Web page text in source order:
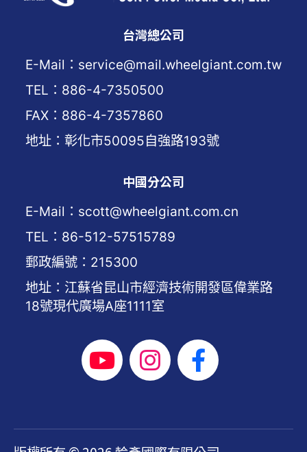
台灣總公司
E-Mail：service@mail.wheelgiant.com.tw
TEL：886-4-7350500
FAX：886-4-7357860
地址：彰化市50095自強路193號
中國分公司
E-Mail：scott@wheelgiant.com.cn
TEL：86-512-57515789
郵政編號：215300
地址：江蘇省昆山市經濟技術開發區偉業路
18號現代廣場A座1111室